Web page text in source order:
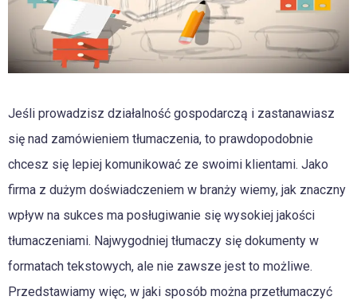
Jeśli prowadzisz działalność gospodarczą i zastanawiasz
się nad zamówieniem tłumaczenia, to prawdopodobnie
chcesz się lepiej komunikować ze swoimi klientami. Jako
firma z dużym doświadczeniem w branży wiemy, jak znaczny
wpływ na sukces ma posługiwanie się wysokiej jakości
tłumaczeniami. Najwygodniej tłumaczy się dokumenty w
formatach tekstowych, ale nie zawsze jest to możliwe.
Przedstawiamy więc, w jaki sposób można przetłumaczyć